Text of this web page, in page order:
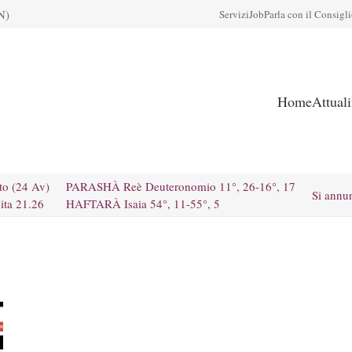
ServiziJobParla con il
Home
(24 Av)
21.26
PARASHÀ Reè Deuteronomio 11°, 26-16°, 17
HAFTARÀ Isaia 54°, 11-55°, 5
Si